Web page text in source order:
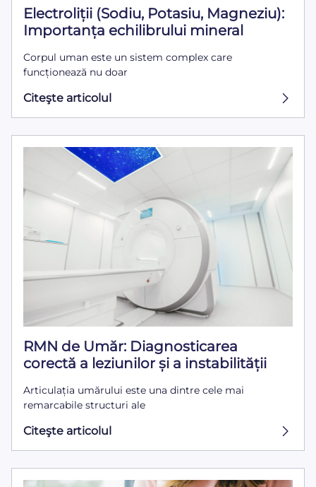
Electroliții (Sodiu, Potasiu, Magneziu):
Importanța echilibrului mineral
Corpul uman este un sistem complex care
funcționează nu doar
Citeşte articolul
RMN de Umăr: Diagnosticarea
corectă a leziunilor și a instabilității
Articulația umărului este una dintre cele mai
remarcabile structuri ale
Citeşte articolul